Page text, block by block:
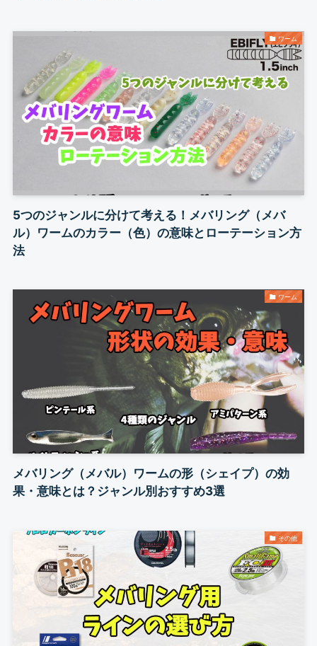
ワーム
5つのジャンルに分けて考える！メバリング（メバ
ル）ワームのカラー（色）の意味とローテーション方
法
ワーム
メバリング（メバル）ワームの形（シェイプ）の効
果・意味とは？ジャンル別おすすめ3選
その他